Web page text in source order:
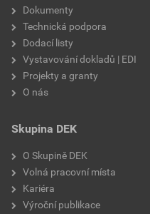
Dokumenty
Technická podpora
Dodací listy
Vystavování dokladů | EDI
Projekty a granty
O nás
Skupina DEK
O Skupině DEK
Volná pracovní místa
Kariéra
Výroční publikace